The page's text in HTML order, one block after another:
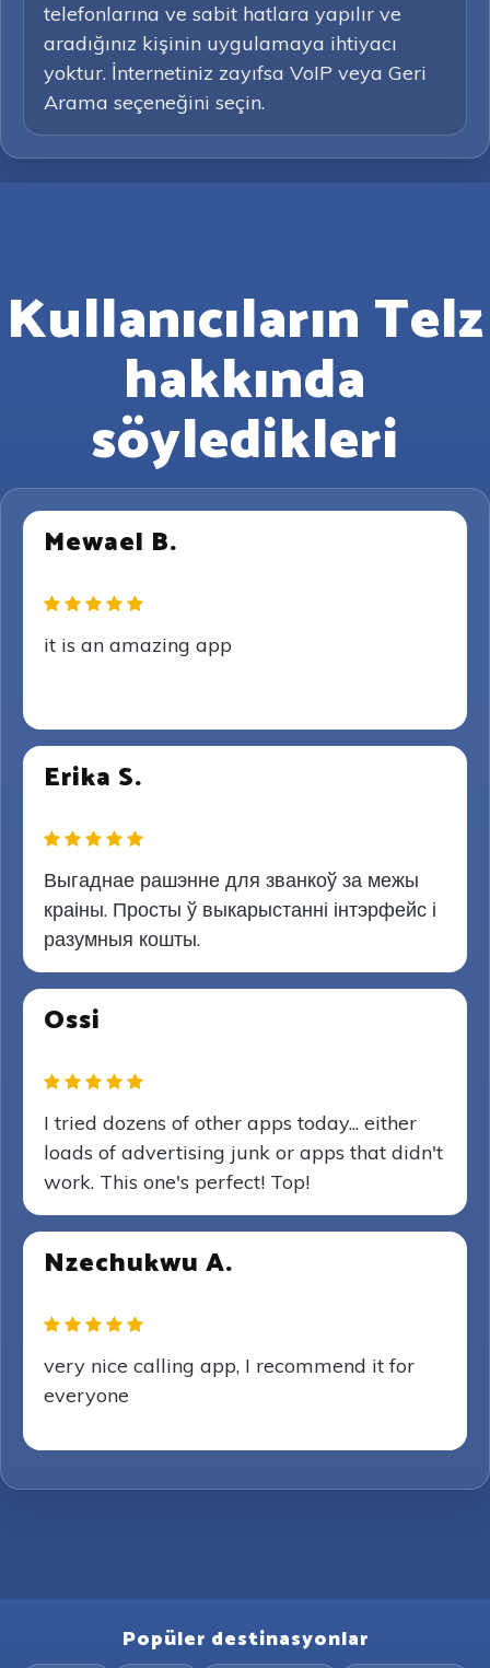
telefonlarına ve sabit hatlara yapılır ve
aradığınız kişinin uygulamaya ihtiyacı
yoktur. İnternetiniz zayıfsa VoIP veya Geri
Arama seçeneğini seçin.
Kullanıcıların Telz
hakkında
söyledikleri
Mewael B.
it is an amazing app
Erika S.
Выгаднае рашэнне для званкоў за межы
краіны. Просты ў выкарыстанні інтэрфейс і
разумныя кошты.
Ossi
I tried dozens of other apps today... either
loads of advertising junk or apps that didn't
work. This one's perfect! Top!
Nzechukwu A.
very nice calling app, I recommend it for
everyone
Popüler destinasyonlar